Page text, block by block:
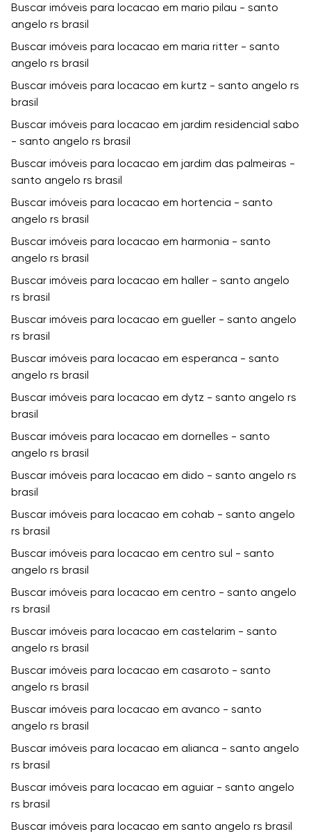
Buscar imóveis para locacao em mario pilau - santo
angelo rs brasil
Buscar imóveis para locacao em maria ritter - santo
angelo rs brasil
Buscar imóveis para locacao em kurtz - santo angelo rs
brasil
Buscar imóveis para locacao em jardim residencial sabo
- santo angelo rs brasil
Buscar imóveis para locacao em jardim das palmeiras -
santo angelo rs brasil
Buscar imóveis para locacao em hortencia - santo
angelo rs brasil
Buscar imóveis para locacao em harmonia - santo
angelo rs brasil
Buscar imóveis para locacao em haller - santo angelo
rs brasil
Buscar imóveis para locacao em gueller - santo angelo
rs brasil
Buscar imóveis para locacao em esperanca - santo
angelo rs brasil
Buscar imóveis para locacao em dytz - santo angelo rs
brasil
Buscar imóveis para locacao em dornelles - santo
angelo rs brasil
Buscar imóveis para locacao em dido - santo angelo rs
brasil
Buscar imóveis para locacao em cohab - santo angelo
rs brasil
Buscar imóveis para locacao em centro sul - santo
angelo rs brasil
Buscar imóveis para locacao em centro - santo angelo
rs brasil
Buscar imóveis para locacao em castelarim - santo
angelo rs brasil
Buscar imóveis para locacao em casaroto - santo
angelo rs brasil
Buscar imóveis para locacao em avanco - santo
angelo rs brasil
Buscar imóveis para locacao em alianca - santo angelo
rs brasil
Buscar imóveis para locacao em aguiar - santo angelo
rs brasil
Buscar imóveis para locacao em santo angelo rs brasil